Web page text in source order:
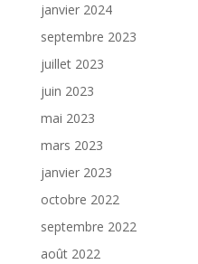
janvier 2024
septembre 2023
juillet 2023
juin 2023
mai 2023
mars 2023
janvier 2023
octobre 2022
septembre 2022
août 2022